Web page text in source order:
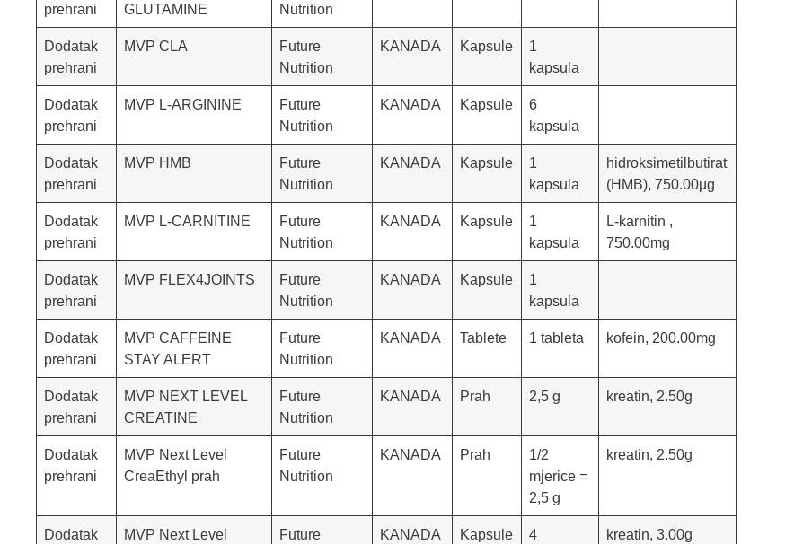
prehrani
GLUTAMINE
Nutrition
Dodatak
prehrani
MVP CLA
Future
Nutrition
KANADA Kapsule
1
kapsula
Dodatak
prehrani
MVP L-ARGININE
Future
Nutrition
KANADA Kapsule
6
kapsula
Dodatak
prehrani
MVP HMB
Future
Nutrition
KANADA Kapsule
1
kapsula
hidroksimetilbutirat
(HMB), 750.00µg
Dodatak
prehrani
MVP L-CARNITINE
Future
Nutrition
KANADA Kapsule
1
kapsula
L-karnitin ,
750.00mg
Dodatak
prehrani
MVP FLEX4JOINTS
Future
Nutrition
KANADA Kapsule
1
kapsula
Dodatak
prehrani
MVP CAFFEINE
STAY ALERT
Future
Nutrition
KANADA Tablete 1 tableta kofein, 200.00mg
Dodatak
prehrani
MVP NEXT LEVEL
CREATINE
Future
Nutrition
KANADA Prah 2,5 g kreatin, 2.50g
Dodatak
prehrani
MVP Next Level
CreaEthyl prah
Future
Nutrition
KANADA Prah
1/2
mjerice =
2,5 g
kreatin, 2.50g
Dodatak
MVP Next Level
Future
KANADA Kapsule
4
kreatin, 3.00g